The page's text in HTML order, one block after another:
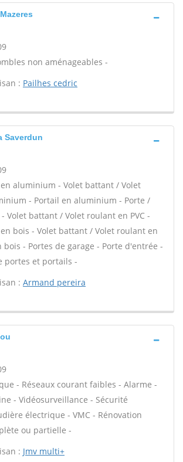
non aménageables -
: Pailhes cedric
Saverdun
aluminium - Volet battant / Volet
- Portail en aluminium - Porte /
- Volet battant / Volet roulant en PVC -
bois - Volet battant / Volet roulant en
bois - Portes de garage - Porte d'entrée -
portes et portails -
: Armand pereira
- Réseaux courant faibles - Alarme -
- Vidéosurveillance - Sécurité
électrique - VMC - Rénovation
ou partielle -
: Jmv multi+